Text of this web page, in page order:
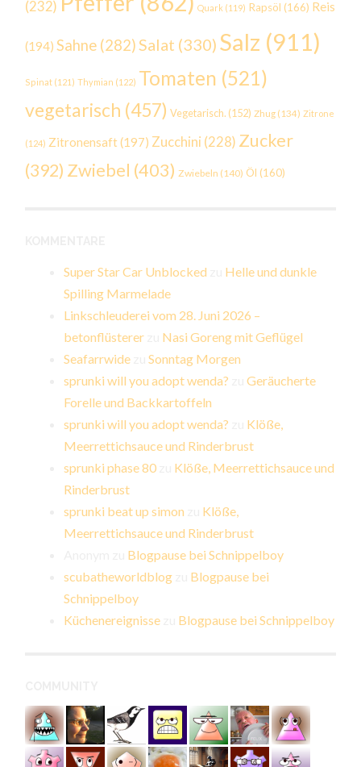
(232) Quark (119) Rapsöl (166) Reis
(194) Sahne (282)Salat (330) Salz (911)
Spinat (121) Thymian (122) Tomaten (521)
vegetarisch (457) Vegetarisch. (152) Zhug (134) Zitrone
(124) Zitronensaft(197) Zucchini (228) Zucker
(392) Zwiebel (403) Zwiebeln (140) Öl (160)
Super Star Car Unblocked
Helle und dunkle
Spilling Marmelade
Linkschleuderei vom 28. Juni 2026 –
betonflüsterer
Nasi Goreng mit Geflügel
Seafarrwide zuSonntag Morgen
sprunki will you adopt wenda? zuGeräucherte
Forelle und Backkartoffeln
sprunki will you adopt wenda?
Klöße,
Meerrettichsauce und Rinderbrust
sprunki phase 80
Klöße, Meerrettichsauce und
Rinderbrust
sprunki beat up simon
Klöße,
Meerrettichsauce und Rinderbrust
Blogpause bei Schnippelboy
scubatheworldblog
Blogpause bei
Schnippelboy
Küchenereignisse
Blogpause bei Schnippelboy